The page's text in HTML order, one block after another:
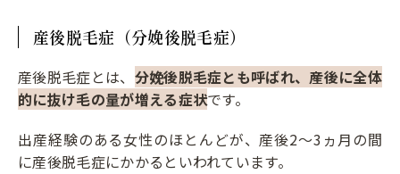
産後脱毛症（分娩後脱毛症）
産後脱毛症とは、 分娩後脱毛症とも呼ばれ、産後に全体
的に抜け毛の量が増える症状です。
出産経験のある女性のほとんどが、産後2～3ヵ月の間
に産後脱毛症にかかるといわれています。